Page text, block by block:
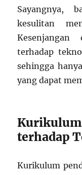
Sayangnya,
kesulitan
terhadap
sehingga
yang dapat
terhadap
Kurikulum